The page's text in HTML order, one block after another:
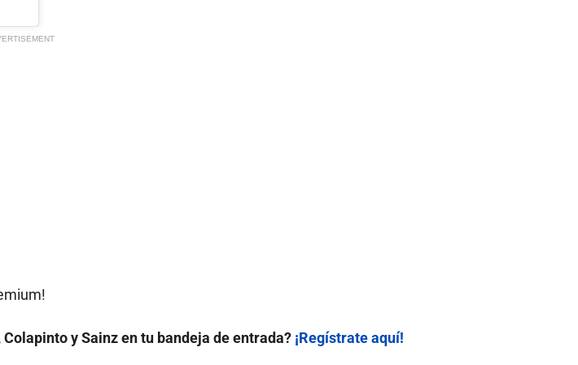
y Sainz en tu bandeja de entrada? ¡Regístrate aquí!